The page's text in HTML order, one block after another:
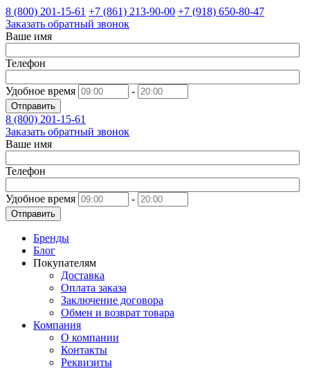
8 (800) 201-15-61 +7 (861) 213-90-00 +7 (918) 650-80-47
Заказать обратный звонок
Ваше имя
Телефон
Удобное время -
Отправить
8 (800) 201-15-61
Заказать обратный звонок
Ваше имя
Телефон
Удобное время -
Отправить
Бренды
Блог
Покупателям
Доставка
Оплата заказа
Заключение договора
Обмен и возврат товара
Компания
О компании
Контакты
Реквизиты